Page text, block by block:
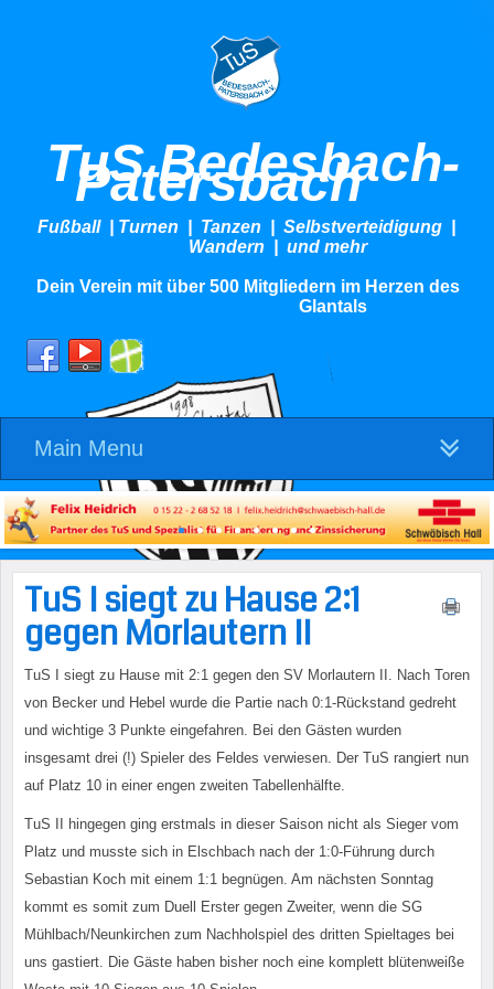
TuS Bedesbach-
Patersbach
Fußball | Turnen | Tanzen | Selbstverteidigung |
Wandern | und mehr
Dein Verein mit über 500 Mitgliedern im Herzen des
Glantals
Main Menu
TuS I siegt zu Hause 2:1
gegen Morlautern II
TuS I siegt zu Hause mit 2:1 gegen den SV Morlautern II. Nach Toren
von Becker und Hebel wurde die Partie nach 0:1-Rückstand gedreht
und wichtige 3 Punkte eingefahren. Bei den Gästen wurden
insgesamt drei (!) Spieler des Feldes verwiesen. Der TuS rangiert nun
auf Platz 10 in einer engen zweiten Tabellenhälfte.
TuS II hingegen ging erstmals in dieser Saison nicht als Sieger vom
Platz und musste sich in Elschbach nach der 1:0-Führung durch
Sebastian Koch mit einem 1:1 begnügen. Am nächsten Sonntag
kommt es somit zum Duell Erster gegen Zweiter, wenn die SG
Mühlbach/Neunkirchen zum Nachholspiel des dritten Spieltages bei
uns gastiert. Die Gäste haben bisher noch eine komplett blütenweiße